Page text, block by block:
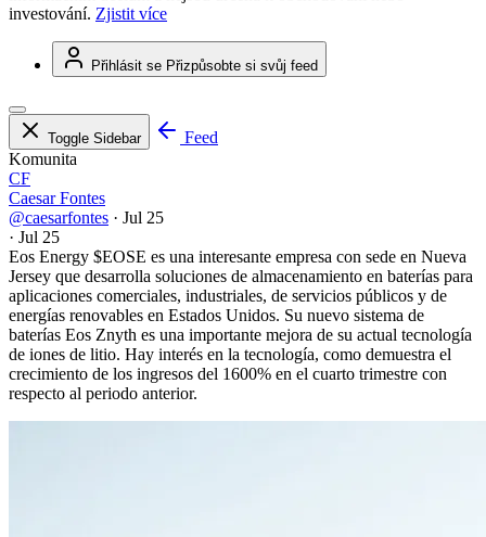
investování. Zjistit více
Přihlásit se Přizpůsobte si svůj feed
Toggle Sidebar
Feed
Komunita
CF
Caesar Fontes
@caesarfontes · Jul 25
· Jul 25
Eos Energy $EOSE es una interesante empresa con sede en Nueva
Jersey que desarrolla soluciones de almacenamiento en baterías para
aplicaciones comerciales, industriales, de servicios públicos y de
energías renovables en Estados Unidos. Su nuevo sistema de
baterías Eos Znyth es una importante mejora de su actual tecnología
de iones de litio. Hay interés en la tecnología, como demuestra el
crecimiento de los ingresos del 1600% en el cuarto trimestre con
respecto al periodo anterior.